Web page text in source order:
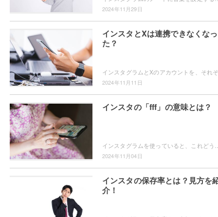
2024年11月29日
インスタとXは連携できなくなっ
た？
2024年11月11日
インスタの「fff」の意味とは？
2024年11月04日
インスタの保存率とは？見方を
介！